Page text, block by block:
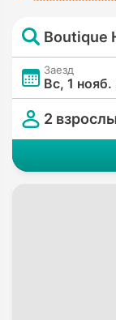
Boutique
Заезд
Вс, 1
2